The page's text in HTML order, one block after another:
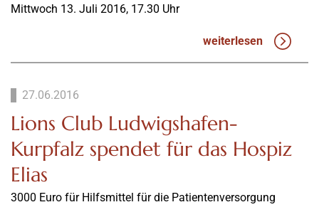
Mittwoch 13. Juli 2016, 17.30 Uhr
weiterlesen
27.06.2016
Lions Club Ludwigshafen-
Kurpfalz spendet für das Hospiz
Elias
3000 Euro für Hilfsmittel für die Patientenversorgung